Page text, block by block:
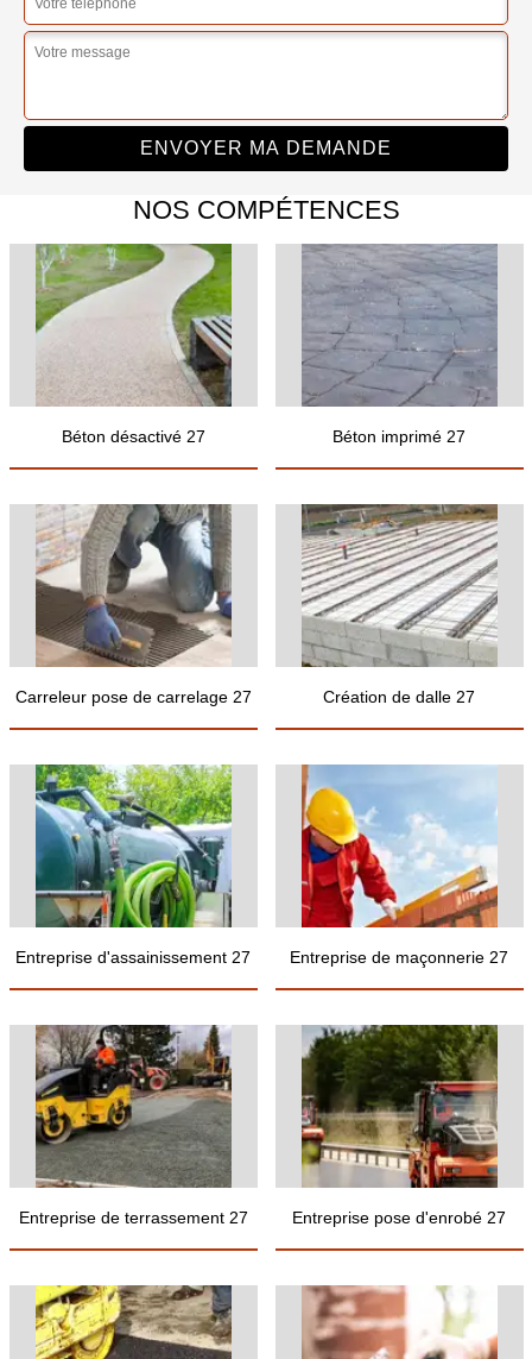
NOS COMPÉTENCES
Béton désactivé 27 Béton imprimé 27
Carreleur pose de carrelage 27 Création de dalle 27
Entreprise d'assainissement 27 Entreprise de maçonnerie 27
Entreprise de terrassement 27 Entreprise pose d'enrobé 27